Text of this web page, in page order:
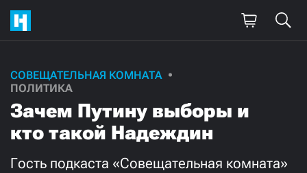
СОВЕЩАТЕЛЬНАЯ КОМНАТА
ПОЛИТИКА
Зачем Путину выборы и
кто такой Надеждин
Гость подкаста «Совещательная комната»
Поддержите
нашу работу!
Ежемесячно Разово
3000 1000